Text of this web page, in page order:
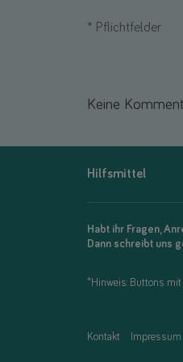
* Pflichtfelder
Keine
Hilfsmittel
Habt ihr Fragen,
Dann schreibt uns
*Hinweis: Buttons
Kontakt Impressum